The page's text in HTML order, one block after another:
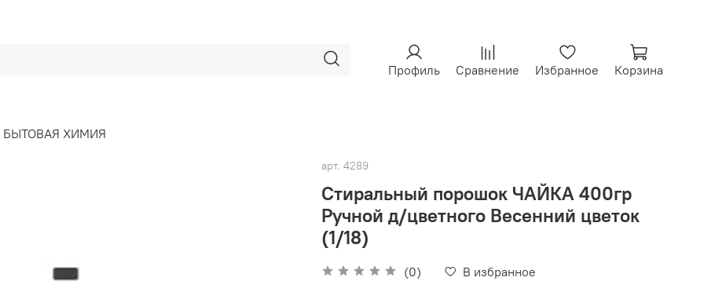
Профиль Сравнение Избранное Корзина
БЫТОВАЯ ХИМИЯ
арт. 4289
Стиральный порошок ЧАЙКА 400гр
Ручной д/цветного Весенний цветок
(1/18)
(0)
В избранное